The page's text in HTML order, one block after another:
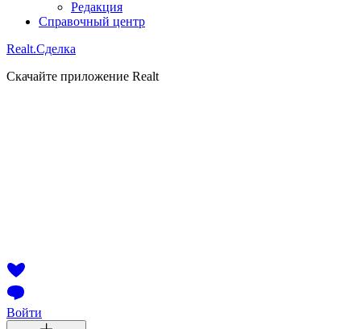
Редакция
Справочный центр
Realt.Сделка
Скачайте приложение Realt
Войти